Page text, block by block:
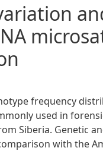
frequency
used in
Siberia. Genetic
with the